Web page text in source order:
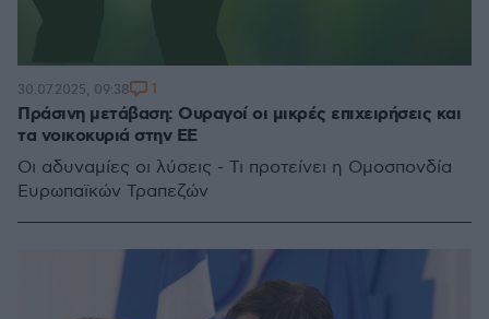
Πράσινη μετάβαση: Ουραγοί οι μικρές επιχειρήσεις και
τα νοικοκυριά στην ΕΕ
Οι αδυναμίες οι λύσεις - Τι προτείνει η Ομοσπονδία
Ευρωπαϊκών Τραπεζών
30.07.2025, 09:38 1